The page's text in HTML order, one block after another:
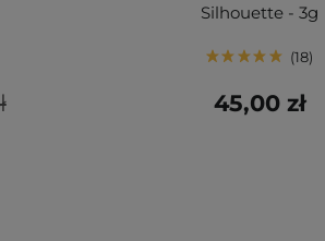
Silhouette - 3g
18
45,00 zł